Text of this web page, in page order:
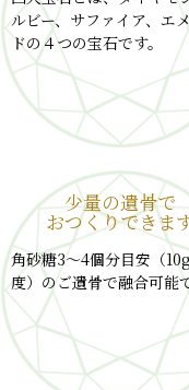
ルビー、サファイア、エ
ドの４つの宝石です。
少量の遺骨で
おつくりできま
角砂糖3～4個分目安（
度）のご遺骨で融合可能